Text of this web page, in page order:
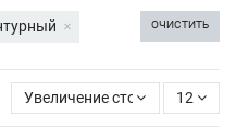
ОЧИСТИТЬ
Увеличение стоимости
12